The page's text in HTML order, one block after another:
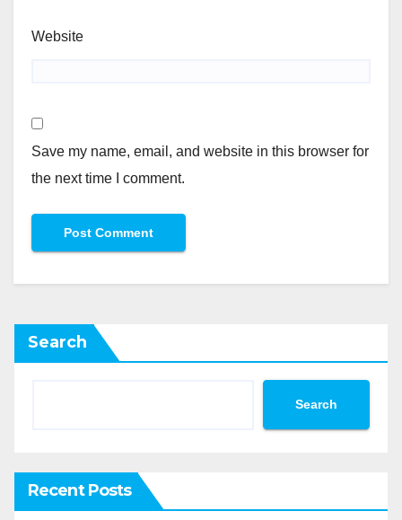
Website
Save my name, email, and website in this browser for
the next time I comment.
Search
Search
Recent Posts